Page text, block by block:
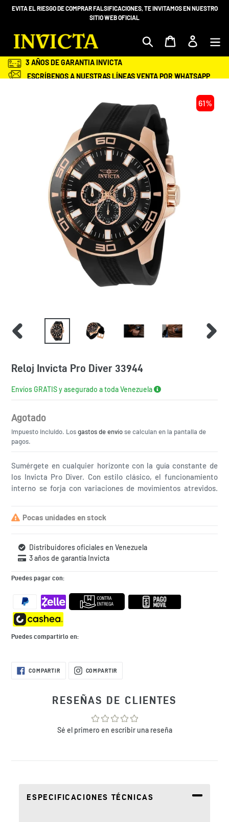
contenido
EVITA EL RIESGO DE COMPRAR FALSIFICACIONES, TE INVITAMOS EN NUESTRO
SITIO WEB OFICIAL
Mi bolsa Ingresar
3 AÑOS DE GARANTIA INVICTA
ESCRÍBENOS A NUESTRAS LÍNEAS VENTA POR WHATSAPP
ENVÍOS GRATIS Y ASEGURADOS A TODA VENEZUELA
SEGURIDAD EN TU COMPRA
ENTREGA EN TU DOMICILIO
61%
Reloj Invicta Pro Diver 33944
Envíos GRATIS y asegurado a toda Venezuela
Precio
habitual
Agotado
Impuesto incluido. Losgastos de envíose calculan en la pantalla de
pagos.
Sumérgete en cualquier horizonte con la guía constante de
los Invicta Pro Diver. Con estilo clásico, el funcionamiento
interno se forja con variaciones de movimientos atrevidos.
en su rendimiento. El reloj perfecto para sumergirse en el
Pocas unidades en stock
Distribuidores oficiales en Venezuela
3 años de garantía Invicta
Puedes pagar con:
Puedes compartirlo en:
Agregando
COMPARTIRCOMPARTIR
EN COMPARTIR
RESEÑAS DE CLIENTES
Sé el primero en escribir una reseña
ESPECIFICACIONES TÉCNICAS